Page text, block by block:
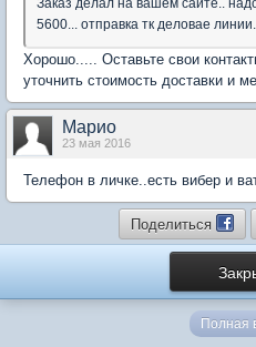
Заказ делал на вашем сайте..
5600... отправка тк деловае
Хорошо..... Оставьте свои
уточнить стоимость доставки и
Марио
23 мая 2016
Телефон в личке..есть вибер и
Поделиться
Полная